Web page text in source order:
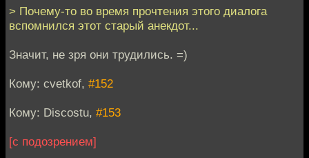
> Почему-то во время прочтения этого диалога
вспомнился этот старый анекдот...
Значит, не зря они трудились. =)
Кому: cvetkof, #152
Кому: Discostu, #153
[с подозрением]